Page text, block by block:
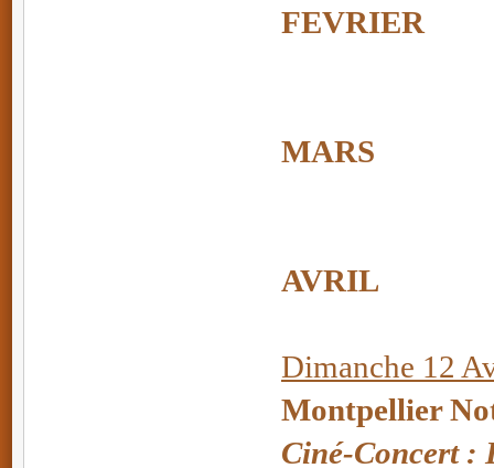
FEVRIER
MARS
AVRIL
Dimanche 12
Montpellier
Ciné-Concert :